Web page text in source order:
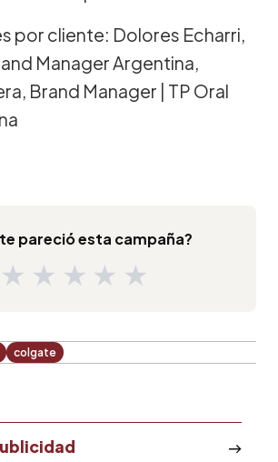
por cliente: Dolores Echarri,
Manager Argentina,
Brand Manager | TP Oral
pareció esta campaña?
★ ★ ★ ★ ★
colgate